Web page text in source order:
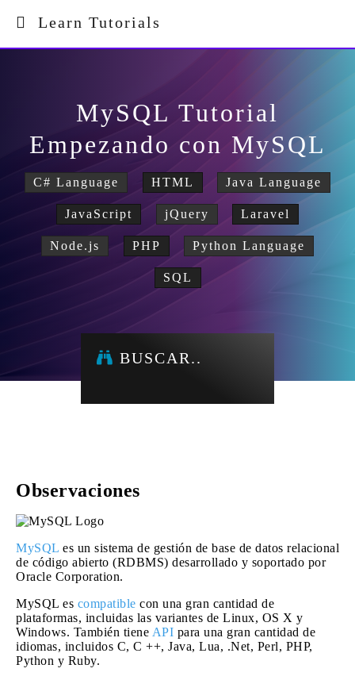
Learn Tutorials
MySQL Tutorial
Empezando con MySQL
C# Language HTML Java Language
JavaScript jQuery Laravel
Node.js PHP Python Language
SQL
BUSCAR..
Observaciones
MySQL es un sistema de gestión de base de datos relacional
de código abierto (RDBMS) desarrollado y soportado por
Oracle Corporation.
MySQL es compatible con una gran cantidad de
plataformas, incluidas las variantes de Linux, OS X y
Windows. También tiene API para una gran cantidad de
idiomas, incluidos C, C ++, Java, Lua, .Net, Perl, PHP,
Python y Ruby.